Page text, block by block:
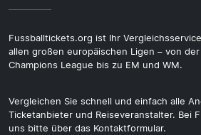
Fussballtickets.org ist Ihr
allen großen europäischen Ligen – von
Champions League bis zu EM und WM.
Vergleichen Sie schnell und einfach alle
Ticketanbieter und Reiseveranstalter. Bei
uns bitte über das Kontaktformular.